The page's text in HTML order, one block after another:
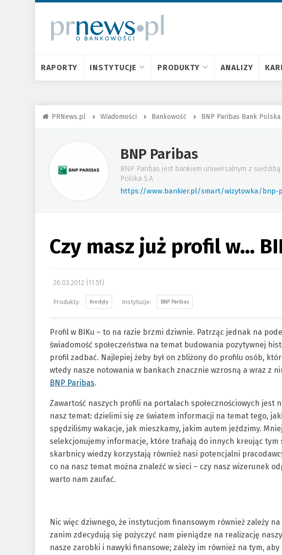
RAPORTY INSTYTUCJE PRODUKTY ANALIZY
PRNews.pl Wiadomości Bankowość BNP Paribas Bank Polska
BNP Paribas
BNP Paribas jest bankiem uniwersalnym z
Polska S.A
https://www.bankier.pl/smart/wizytowka/bnp-
Czy masz już profil w…
26.03.2012 (11:51)
Kredyty BNP Paribas
Profil w BIKu – to na razie brzmi dziwnie. Patrząc jednak na
świadomość społeczeństwa na temat budowania pozytywnej
profil zadbać. Najlepiej żeby był on zbliżony do profilu osób,
wtedy nasze notowania w bankach znacznie wzrosną a wraz z
BNP Paribas.
Zawartość naszych profili na portalach społecznościowych jest
nasz temat: dzielimi się ze światem informacji na temat tego,
spędziliśmy wakacje, jak mieszkamy, jakim autem jeździmy.
selekcjonujemy informacje, które trafiają do innych kreując tym
skarbnicy wiedzy korzystają również nasi potencjalni
co na nasz temat można znaleźć w sieci – czy nasz wizerunek
warto nam zaufać.
Nic więc dziwnego, że instytucjom finansowym również zależy
zanim zdecydują się pożyczyć nam pieniądze na realizację
nasze zarobki i nawyki finansowe; zależy im również na tym,